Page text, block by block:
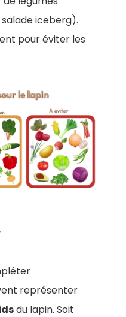
iceberg).
pour éviter les
représenter
du lapin. Soit